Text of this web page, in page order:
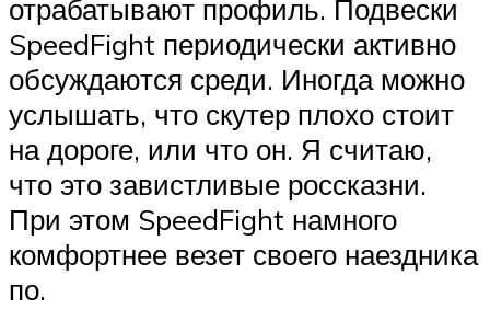
отрабатывают профиль. Подвески
SpeedFight периодически активно
обсуждаются среди. Иногда можно
услышать, что скутер плохо стоит
на дороге, или что он. Я считаю,
что это завистливые россказни.
При этом SpeedFight намного
комфортнее везет своего наездника
по.